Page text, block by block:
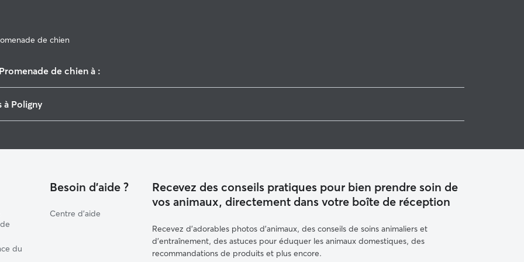
de chien
de chien à :
Saint-Amour
Louhans
à Poligny
Garde de chat à Poligny
du
Besoin d'aide ?
Centre d'aide
Recevez des conseils pratiques pour bien prendre soin de
vos animaux, directement dans votre boîte de réception
Recevez d'adorables photos d'animaux, des conseils de soins animaliers et
d'entraînement, des astuces pour éduquer les animaux domestiques, des
recommandations de produits et plus encore.